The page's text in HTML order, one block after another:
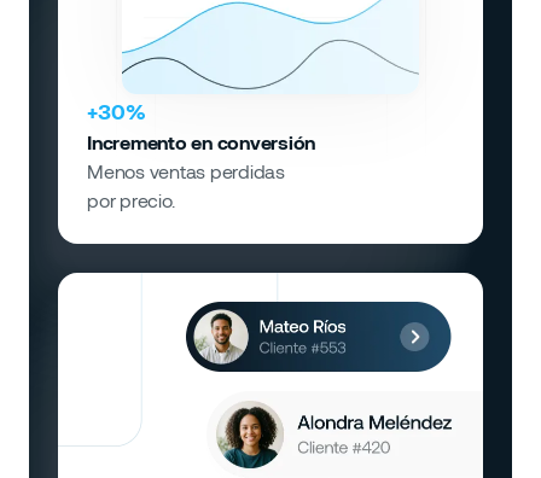
+30%
Incremento en conversión
Menos ventas perdidas
por precio.